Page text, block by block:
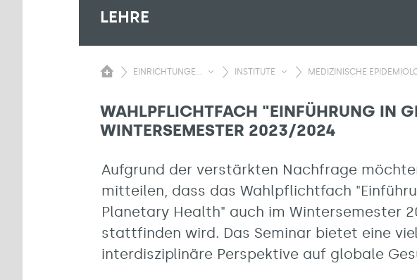
LEHRE
EINRICHTUNGE... INSTITUTE MEDIZINISCHE
WAHLPFLICHTFACH "EINFÜHRUNG IN
WINTERSEMESTER 2023/2024
Aufgrund der verstärkten Nachfrage
mitteilen, dass das Wahlpflichtfach
Planetary Health" auch im Wintersemester
stattfinden wird. Das Seminar bietet eine
interdisziplinäre Perspektive auf globale